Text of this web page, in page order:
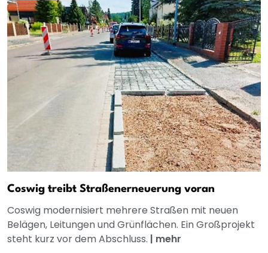
Coswig treibt Straßenerneuerung voran
Coswig modernisiert mehrere Straßen mit neuen
Belägen, Leitungen und Grünflächen. Ein Großprojekt
steht kurz vor dem Abschluss. | mehr